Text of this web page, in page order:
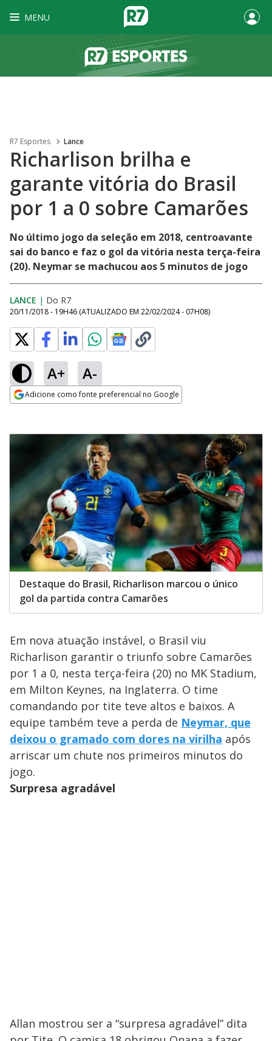
MENU
R7 Esportes Lance
Richarlison brilha e
garante vitória do Brasil
por 1 a 0 sobre Camarões
No último jogo da seleção em 2018, centroavante
sai do banco e faz o gol da vitória nesta terça-feira
(20). Neymar se machucou aos 5 minutos de jogo
LANCE | Do R7
20/11/2018 - 19H46 (ATUALIZADO EM 22/02/2024 - 07H08)
A+ A-
Adicione como fonte preferencial no Google
Destaque do Brasil, Richarlison marcou o único
gol da partida contra Camarões
Em nova atuação instável, o Brasil viu
Richarlison garantir o triunfo sobre Camarões
por 1 a 0, nesta terça-feira (20) no MK Stadium,
em Milton Keynes, na Inglaterra. O time
comandando por tite teve altos e baixos. A
equipe também teve a perda de Neymar, que
deixou o gramado com dores na virilha após
arriscar um chute nos primeiros minutos do
jogo.
Surpresa agradável
Allan mostrou ser a “surpresa agradável” dita